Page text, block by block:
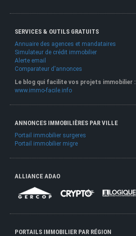
SERVICES & OUTILS GRATUITS
Annuaire des agences et mandataires
Simulateur de crédit immobilier
Alerte email
Comparateur d'annonces
Le blog qui facilite vos projets immobilier :
www.immo-facile.info
ANNONCES IMMOBILIÈRES PAR VILLE
Portail immobilier surgeres
Portail immobilier migre
ALLIANCE ADAO
PORTAILS IMMOBILIER PAR RÉGION